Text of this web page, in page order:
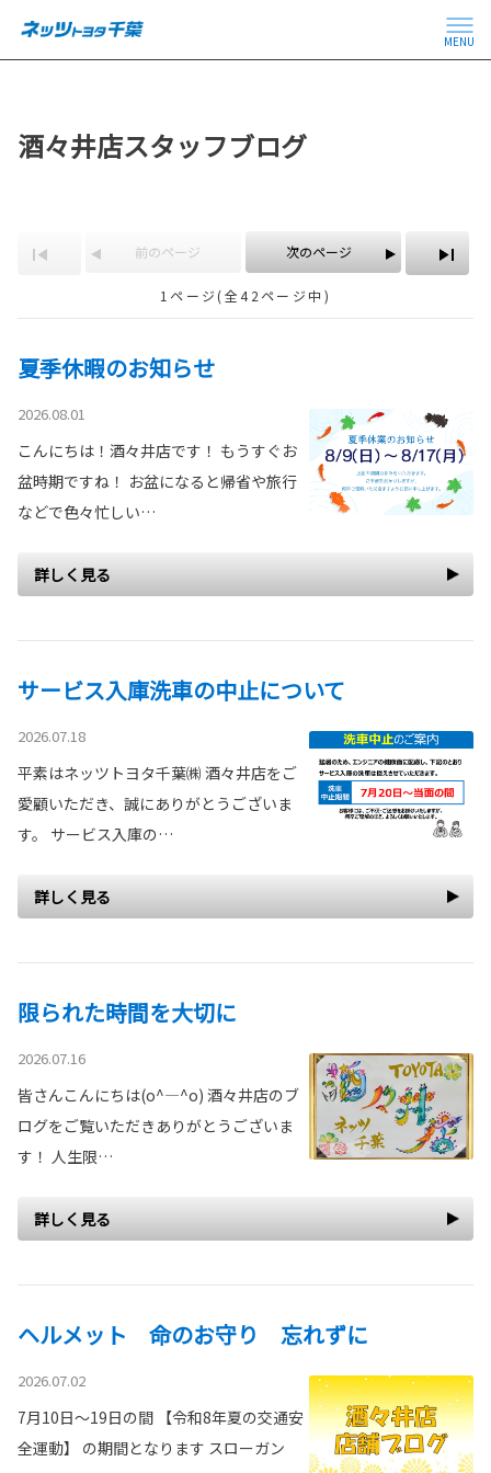
MENU
酒々井店スタッフブログ
前のページ 次のページ
1ページ(全42ページ中)
夏季休暇のお知らせ
2026.08.01
こんにちは！酒々井店です！ もうすぐお
盆時期ですね！ お盆になると帰省や旅行
などで色々忙しい…
詳しく見る
サービス入庫洗車の中止について
2026.07.18
平素はネッツトヨタ千葉㈱ 酒々井店をご
愛顧いただき、誠にありがとうございま
す。 サービス入庫の…
詳しく見る
限られた時間を大切に
2026.07.16
皆さんこんにちは(o^―^o) 酒々井店のブ
ログをご覧いただきありがとうございま
す！ 人生限…
詳しく見る
ヘルメット 命のお守り 忘れずに
2026.07.02
7月10日～19日の間 【令和8年夏の交通安
全運動】 の期間となります スローガン